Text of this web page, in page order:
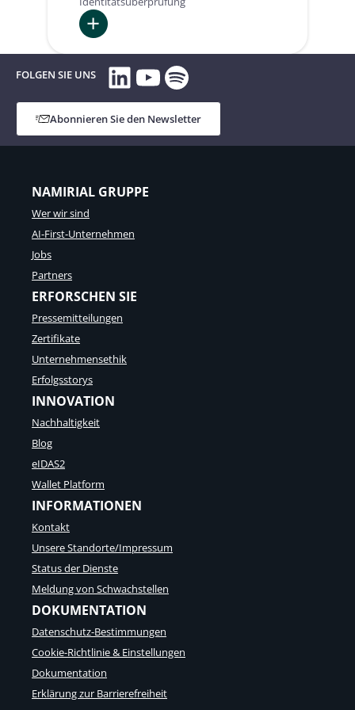
Assurance
Group
FOLGEN SIE UNS LinkedIn
YouTube
Spotify
Abonnieren Sie den Newsletter
NAMIRIAL GRUPPE
Wer wir sind
AI-First-Unternehmen
Jobs
Partners
ERFORSCHEN SIE
Pressemitteilungen
Zertifikate
Unternehmensethik
Erfolgsstorys
INNOVATION
Nachhaltigkeit
Blog
eIDAS2
Wallet Platform
INFORMATIONEN
Kontakt
Unsere Standorte/Impressum
Status der Dienste
Meldung von Schwachstellen
DOKUMENTATION
Datenschutz-Bestimmungen
Cookie-Richtlinie & Einstellungen
Dokumentation
Erklärung zur Barrierefreiheit